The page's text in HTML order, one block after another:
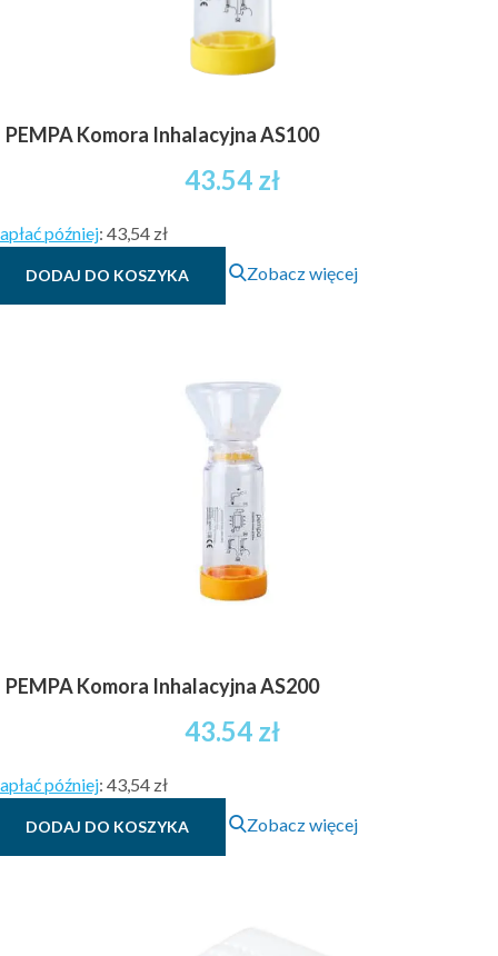
PEMPA Komora Inhalacyjna AS100
43.54 zł
później: 43,54 zł
DODAJ DO KOSZYKA Zobacz więcej
PEMPA Komora Inhalacyjna AS200
43.54 zł
później: 43,54 zł
DODAJ DO KOSZYKA Zobacz więcej